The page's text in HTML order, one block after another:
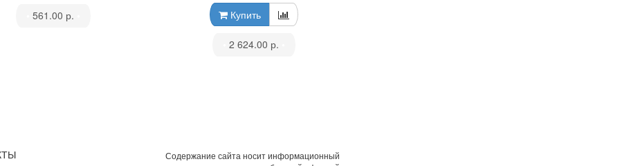
561.00 р. Купить
2 624.00 р.
Содержание сайта носит информационный